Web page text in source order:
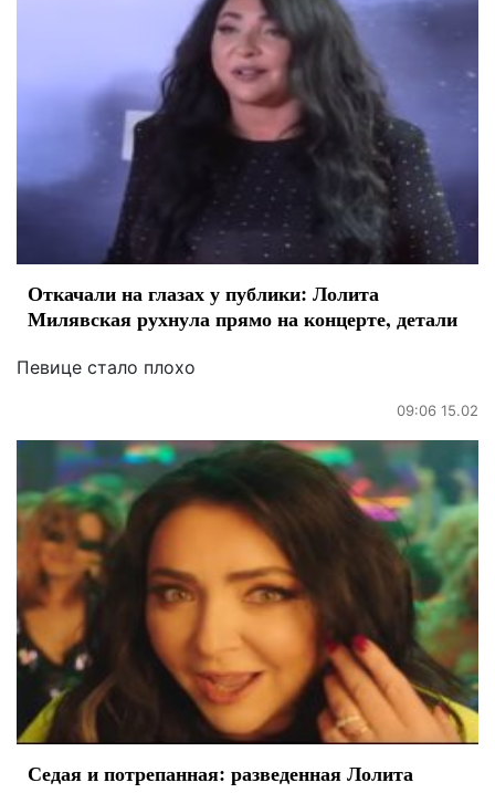
Откачали на глазах у публики: Лолита
Милявская рухнула прямо на концерте, детали
Певице стало плохо
09:06 15.02
Седая и потрепанная: разведенная Лолита